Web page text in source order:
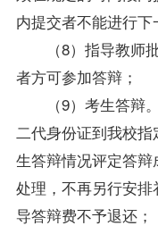
内提交者不能进行下
（8）指导教
者方可参加答辩；
（9）考生答辩
二代身份证到我校
生答辩情况评定答
处理，不再另行安
导答辩费不予退还；